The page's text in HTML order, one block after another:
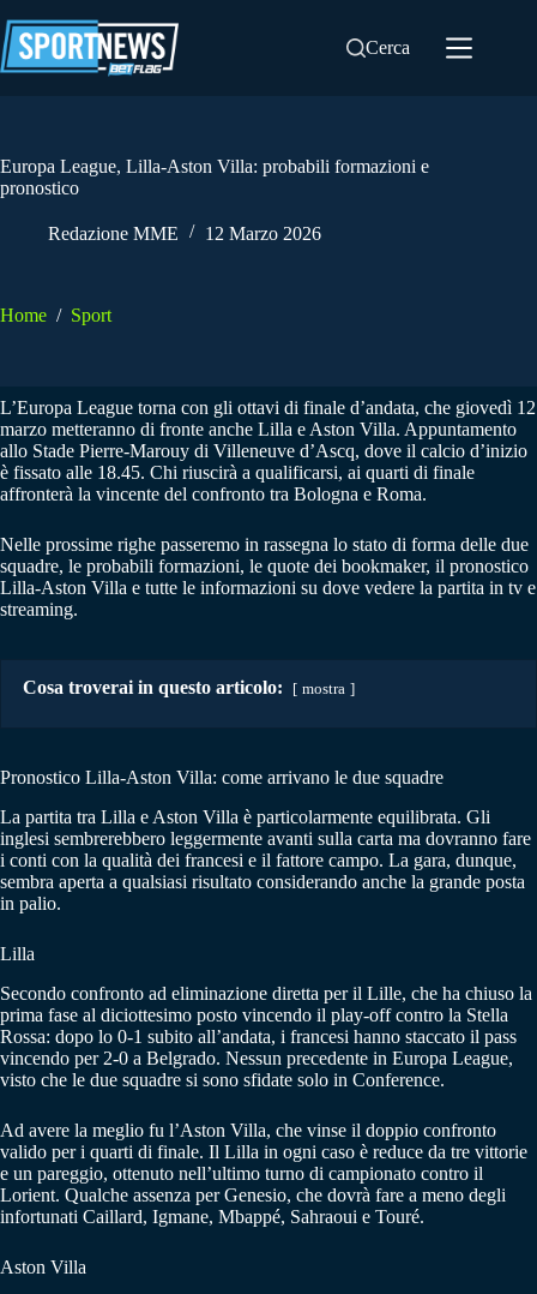
al
contenuto
Cerca
Europa League, Lilla-Aston Villa: probabili formazioni e
pronostico
Redazione MME 12 Marzo 2026
Home / Sport
L’Europa League torna con gli ottavi di finale d’andata, che giovedì 12
marzo metteranno di fronte anche Lilla e Aston Villa. Appuntamento
allo Stade Pierre-Marouy di Villeneuve d’Ascq, dove il calcio d’inizio
è fissato alle 18.45. Chi riuscirà a qualificarsi, ai quarti di finale
affronterà la vincente del confronto tra Bologna e Roma.
Nelle prossime righe passeremo in rassegna lo stato di forma delle due
squadre, le probabili formazioni, le quote dei bookmaker, il pronostico
Lilla-Aston Villa e tutte le informazioni su dove vedere la partita in tv e
streaming.
Cosa troverai in questo articolo: mostra
Pronostico Lilla-Aston Villa: come arrivano le due squadre
La partita tra Lilla e Aston Villa è particolarmente equilibrata. Gli
inglesi sembrerebbero leggermente avanti sulla carta ma dovranno fare
i conti con la qualità dei francesi e il fattore campo. La gara, dunque,
sembra aperta a qualsiasi risultato considerando anche la grande posta
in palio.
Lilla
Secondo confronto ad eliminazione diretta per il Lille, che ha chiuso la
prima fase al diciottesimo posto vincendo il play-off contro la Stella
Rossa: dopo lo 0-1 subito all’andata, i francesi hanno staccato il pass
vincendo per 2-0 a Belgrado. Nessun precedente in Europa League,
visto che le due squadre si sono sfidate solo in Conference.
Ad avere la meglio fu l’Aston Villa, che vinse il doppio confronto
valido per i quarti di finale. Il Lilla in ogni caso è reduce da tre vittorie
e un pareggio, ottenuto nell’ultimo turno di campionato contro il
Lorient. Qualche assenza per Genesio, che dovrà fare a meno degli
infortunati Caillard, Igmane, Mbappé, Sahraoui e Touré.
Aston Villa